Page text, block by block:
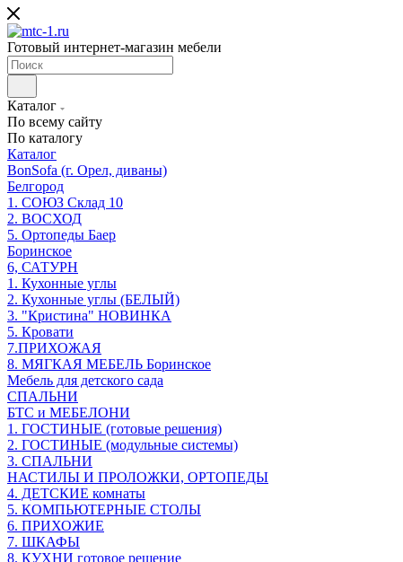
Готовый интернет-магазин мебели
Каталог
По всему сайту
По каталогу
Каталог
BonSofa (г. Орел, диваны)
Белгород
1. СОЮЗ Склад 10
2. ВОСХОД
5. Ортопеды Баер
Боринское
6, САТУРН
1. Кухонные углы
2. Кухонные углы (БЕЛЫЙ)
3. "Кристина" НОВИНКА
5. Кровати
7.ПРИХОЖАЯ
8. МЯГКАЯ МЕБЕЛЬ Боринское
Мебель для детского сада
СПАЛЬНИ
БТС и МЕБЕЛОНИ
1. ГОСТИНЫЕ (готовые решения)
2. ГОСТИНЫЕ (модульные системы)
3. СПАЛЬНИ
НАСТИЛЫ И ПРОЛОЖКИ, ОРТОПЕДЫ
4. ДЕТСКИЕ комнаты
5. КОМПЬЮТЕРНЫЕ СТОЛЫ
6. ПРИХОЖИЕ
7. ШКАФЫ
8. КУХНИ готовое решение